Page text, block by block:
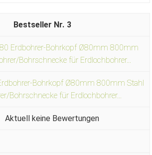
3
Bohrkopf Ø80mm 800mm Stahl
Bohrschnecke für Erdlochbohrer...
Aktuell keine Bewertungen